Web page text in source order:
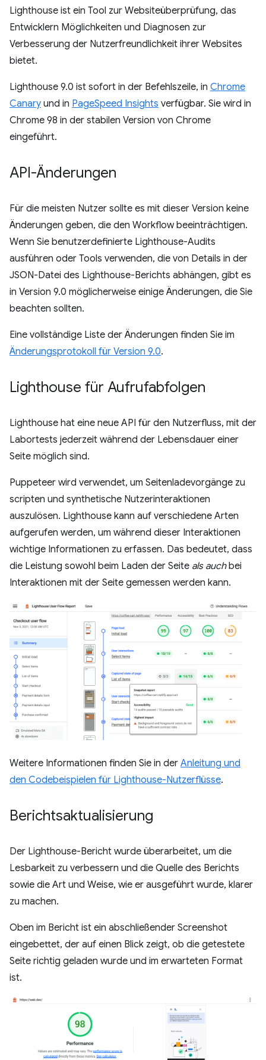
Lighthouse ist ein Tool zur Websiteüberprüfung, das
Entwicklern Möglichkeiten und Diagnosen zur
Verbesserung der Nutzerfreundlichkeit ihrer Websites
bietet.
Lighthouse 9.0 ist sofort in der Befehlszeile, in Chrome
Canary und in PageSpeed Insights verfügbar. Sie wird in
Chrome 98 in der stabilen Version von Chrome
eingeführt.
API-Änderungen
Für die meisten Nutzer sollte es mit dieser Version keine
Änderungen geben, die den Workflow beeinträchtigen.
Wenn Sie benutzerdefinierte Lighthouse-Audits
ausführen oder Tools verwenden, die von Details in der
JSON-Datei des Lighthouse-Berichts abhängen, gibt es
in Version 9.0 möglicherweise einige Änderungen, die Sie
beachten sollten.
Eine vollständige Liste der Änderungen finden Sie im
Änderungsprotokoll für Version 9.0.
Lighthouse für Aufrufabfolgen
Lighthouse hat eine neue API für den Nutzerfluss, mit der
Labortests jederzeit während der Lebensdauer einer
Seite möglich sind.
Puppeteer wird verwendet, um Seitenladevorgänge zu
scripten und synthetische Nutzerinteraktionen
auszulösen. Lighthouse kann auf verschiedene Arten
aufgerufen werden, um während dieser Interaktionen
wichtige Informationen zu erfassen. Das bedeutet, dass
die Leistung sowohl beim Laden der Seite als auchbei
Interaktionen mit der Seite gemessen werden kann.
Weitere Informationen finden Sie in der Anleitung und
den Codebeispielen für Lighthouse-Nutzerflüsse.
Berichtsaktualisierung
Der Lighthouse-Bericht wurde überarbeitet, um die
Lesbarkeit zu verbessern und die Quelle des Berichts
sowie die Art und Weise, wie er ausgeführt wurde, klarer
zu machen.
Oben im Bericht ist ein abschließender Screenshot
eingebettet, der auf einen Blick zeigt, ob die getestete
Seite richtig geladen wurde und im erwarteten Format
ist.